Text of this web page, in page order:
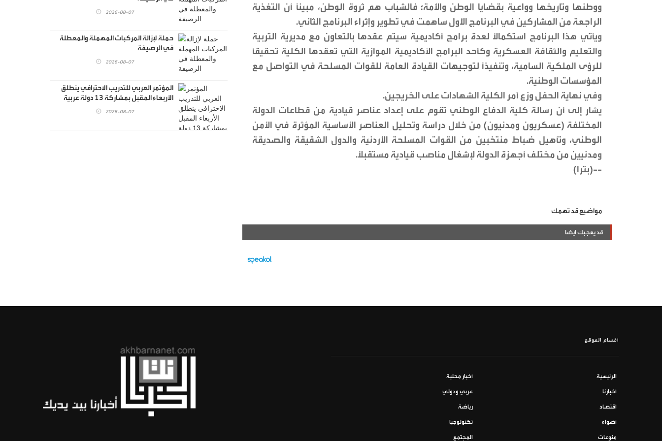
ووطنها وتاريخها وواعية بقضايا الوطن والأمة؛ فالشباب هم ثروة الوطن، مبيناً أن التغذية
الراجعة من المشاركين في البرنامج الأول ساهمت في تطوير وإثراء البرنامج الثاني.
ويأتي هذا البرنامج استكمالاً لعدة برامج أكاديمية سيتم عقدها بالتعاون مع مديرية التربية
والتعليم والثقافة العسكرية وكأحد البرامج الأكاديمية الموازية التي تعقدها الكلية تحقيقاً
للرؤى الملكية السامية، وتنفيذاً لتوجيهات القيادة العامة للقوات المسلحة في التواصل مع
المؤسسات الوطنية.
وفي نهاية الحفل وزع آمر الكلية الشهادات على الخريجين.
يشار إلى أن رسالة كلية الدفاع الوطني تقوم على إعداد عناصر قيادية من قطاعات الدولة
المختلفة (عسكريون ومدنيون) من خلال دراسة وتحليل العناصر الأساسية المؤثرة في الأمن
الوطني، وتأهيل ضباط منتخبين من القوات المسلحة الأردنية والدول الشقيقة والصديقة
ومدنيين من مختلف أجهزة الدولة لإشغال مناصب قيادية مستقبلاً.
--(بترا)
مواضيع قد تهمك
قد يعجبك ايضا
2026-08-07
حملة لإزالة المركبات المهملة والمعطلة
في الرصيفة
2026-08-07
المؤتمر العربي للتدريب الاحترافي ينطلق
الأربعاء المقبل بمشاركة 13 دولة عربية
2026-08-07
أقسام الموقع
الرئيسية أخبار محلية
أخبارنا عربي ودولي
اقتصاد رياضة
أضواء تكنولوجيا
منوعات المجتمع